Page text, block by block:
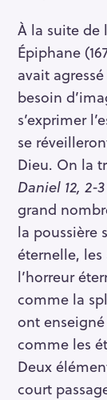
À la suite de
Épiphane
avait
besoin
s’exprimer
se
Dieu. On la
Daniel 12, 2-3
grand
la poussière
éternelle,
l’horreur
comme la
ont
comme les
Deux
court